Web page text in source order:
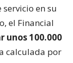
en su
el Financial
unos 100.000
calculada por